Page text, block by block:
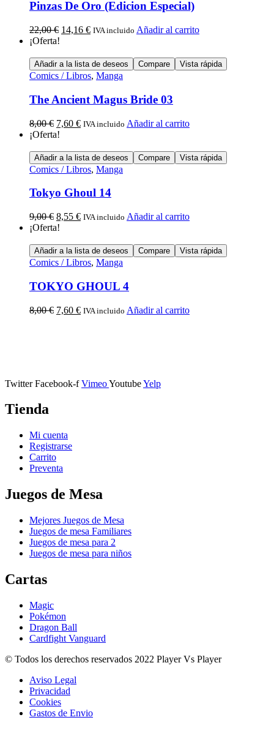
Pinzas De Oro (Edicion Especial)
22,00€ 14,16 € IVA incluido Añadir al carrito
¡Oferta!
Añadir a la lista de deseos Compare Vista rápida
Comics / Libros, Manga
The Ancient Magus Bride 03
8,00€ 7,60 € IVA incluido Añadir al carrito
¡Oferta!
Añadir a la lista de deseos Compare Vista rápida
Comics / Libros, Manga
Tokyo Ghoul 14
9,00€ 8,55 € IVA incluido Añadir al carrito
¡Oferta!
Añadir a la lista de deseos Compare Vista rápida
Comics / Libros, Manga
TOKYO GHOUL 4
8,00€ 7,60 € IVA incluido Añadir al carrito
Twitter Facebook-f VimeoYoutubeYelp
Tienda
Mi cuenta
Registrarse
Carrito
Preventa
Juegos de Mesa
Mejores Juegos de Mesa
Juegos de mesa Familiares
Juegos de mesa para 2
Juegos de mesa para niños
Cartas
Magic
Pokémon
Dragon Ball
Cardfight Vanguard
© Todos los derechos reservados 2022 Player Vs Player
Aviso Legal
Privacidad
Cookies
Gastos de Envio